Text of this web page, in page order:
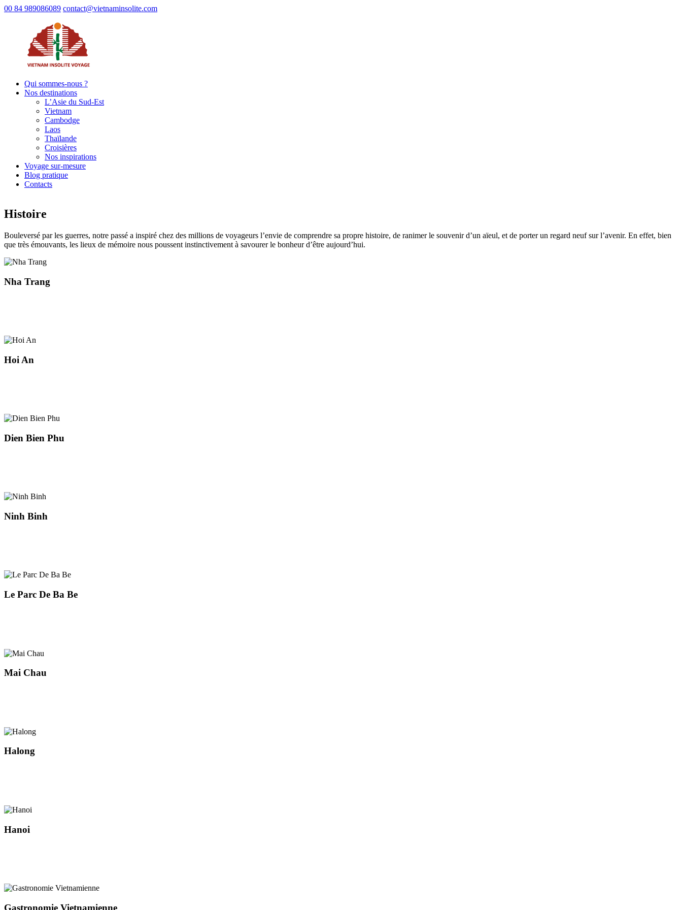
00 84 989086089 contact@vietnaminsolite.com
Qui sommes-nous ?
Nos destinations
L’Asie du Sud-Est
Vietnam
Cambodge
Laos
Thaïlande
Croisières
Nos inspirations
Voyage sur-mesure
Blog pratique
Contacts
Histoire
Bouleversé par les guerres, notre passé a inspiré chez des millions de voyageurs l’envie de comprendre sa propre histoire, de ranimer le souvenir d’un aïeul, et de porter un regard neuf sur l’avenir. En effet, bien
que très émouvants, les lieux de mémoire nous poussent instinctivement à savourer le bonheur d’être aujourd’hui.
Nha Trang
Hoi An
Dien Bien Phu
Ninh Binh
Le Parc De Ba Be
Mai Chau
Halong
Hanoi
Gastronomie Vietnamienne